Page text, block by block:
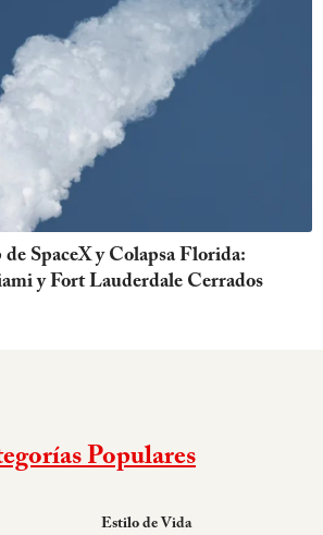
SpaceX y Colapsa Florida:
y Fort Lauderdale Cerrados
Populares
Estilo de Vida